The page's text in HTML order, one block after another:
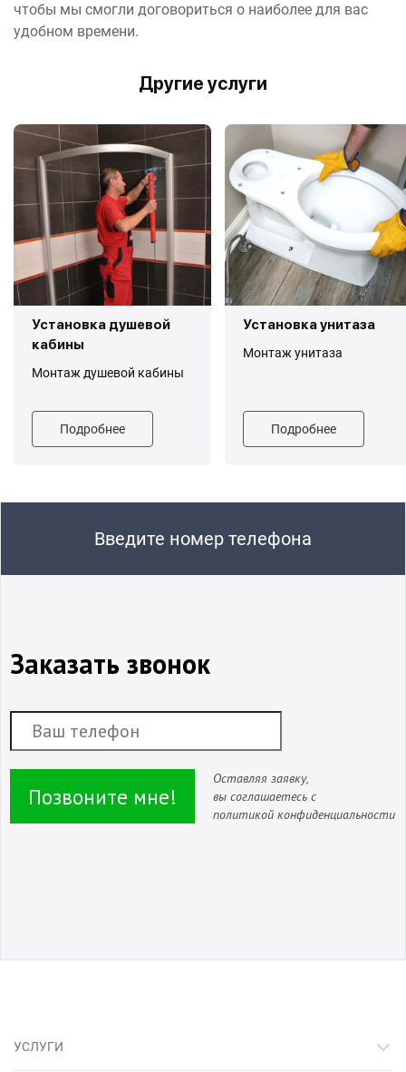
чтобы мы смогли договориться о наиболее для вас
удобном времени.
Другие услуги
Установка душевой
кабины
Монтаж душевой кабины
Подробнее
Установка унитаза
Монтаж унитаза
Подробнее
Введите номер телефона
Заказать звонок
Позвоните мне!
Оставляя заявку,
вы соглашаетесь с
политикой конфиденциальности
УСЛУГИ